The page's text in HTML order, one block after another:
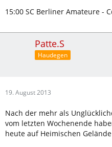
15:00 SC Berliner Amateure -
Patte.S
Haudegen
19. August 2013
Nach der mehr als
vom letzten Wochenende
heute auf Heimischen